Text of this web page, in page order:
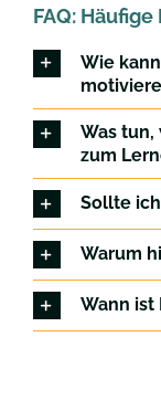
FAQ:
Wie
Was
zum
Sollte
Warum
Wann ist